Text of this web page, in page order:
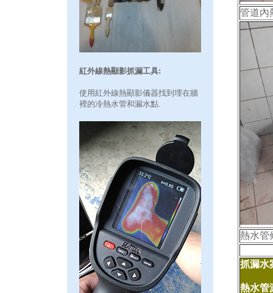
紅外線熱顯影抓漏工具:
使用紅外線熱顯影儀器找到埋在牆
裡的冷熱水管和漏水點.
管道內
熱水管
抓漏水
熱水管